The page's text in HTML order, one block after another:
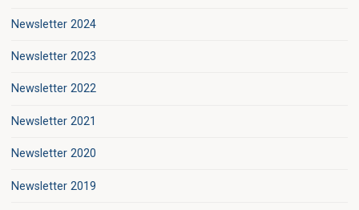
Newsletter 2024
Newsletter 2023
Newsletter 2022
Newsletter 2021
Newsletter 2020
Newsletter 2019